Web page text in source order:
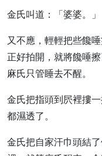
金氏叫道：「婆婆。」
又不應，輕輕把些饞
正好拍開，就將饞唾
麻氏只管睡去不醒。
金氏把指頭到屄裡摟
都濕透了。
金氏把自家汗巾頭結